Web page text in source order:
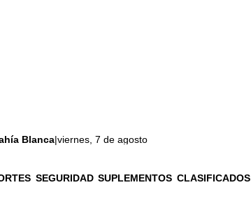
Blanca|viernes, 7 de agosto
SEGURIDAD SUPLEMENTOS CLASIFICADOS